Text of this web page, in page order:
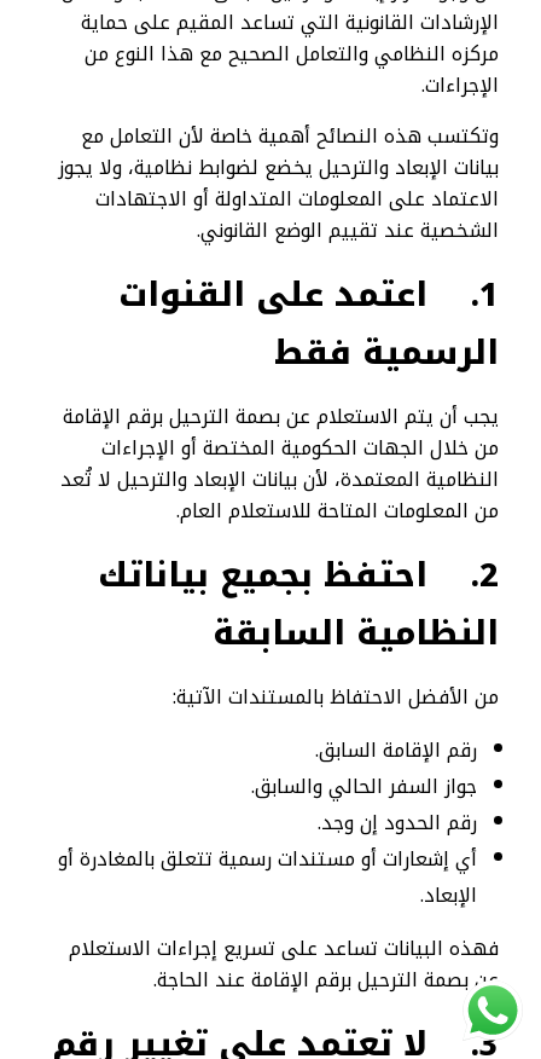
الإرشادات القانونية التي تساعد المقيم على حماية
مركزه النظامي والتعامل الصحيح مع هذا النوع من
الإجراءات.
وتكتسب هذه النصائح أهمية خاصة لأن التعامل مع
بيانات الإبعاد والترحيل يخضع لضوابط نظامية، ولا يجوز
الاعتماد على المعلومات المتداولة أو الاجتهادات
الشخصية عند تقييم الوضع القانوني.
1.
اعتمد على القنوات
الرسمية فقط
يجب أن يتم الاستعلام عن بصمة الترحيل برقم الإقامة
من خلال الجهات الحكومية المختصة أو الإجراءات
النظامية المعتمدة، لأن بيانات الإبعاد والترحيل لا تُعد
من المعلومات المتاحة للاستعلام العام.
2.
احتفظ بجميع بياناتك
النظامية السابقة
من الأفضل الاحتفاظ بالمستندات الآتية:
رقم الإقامة السابق.
جواز السفر الحالي والسابق.
رقم الحدود إن وجد.
أي إشعارات أو مستندات رسمية تتعلق بالمغادرة أو
الإبعاد.
فهذه البيانات تساعد على تسريع إجراءات الاستعلام
عن بصمة الترحيل برقم الإقامة عند الحاجة.
3. لا تعتمد على تغيير رقم